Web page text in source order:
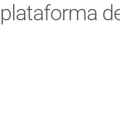
plataforma